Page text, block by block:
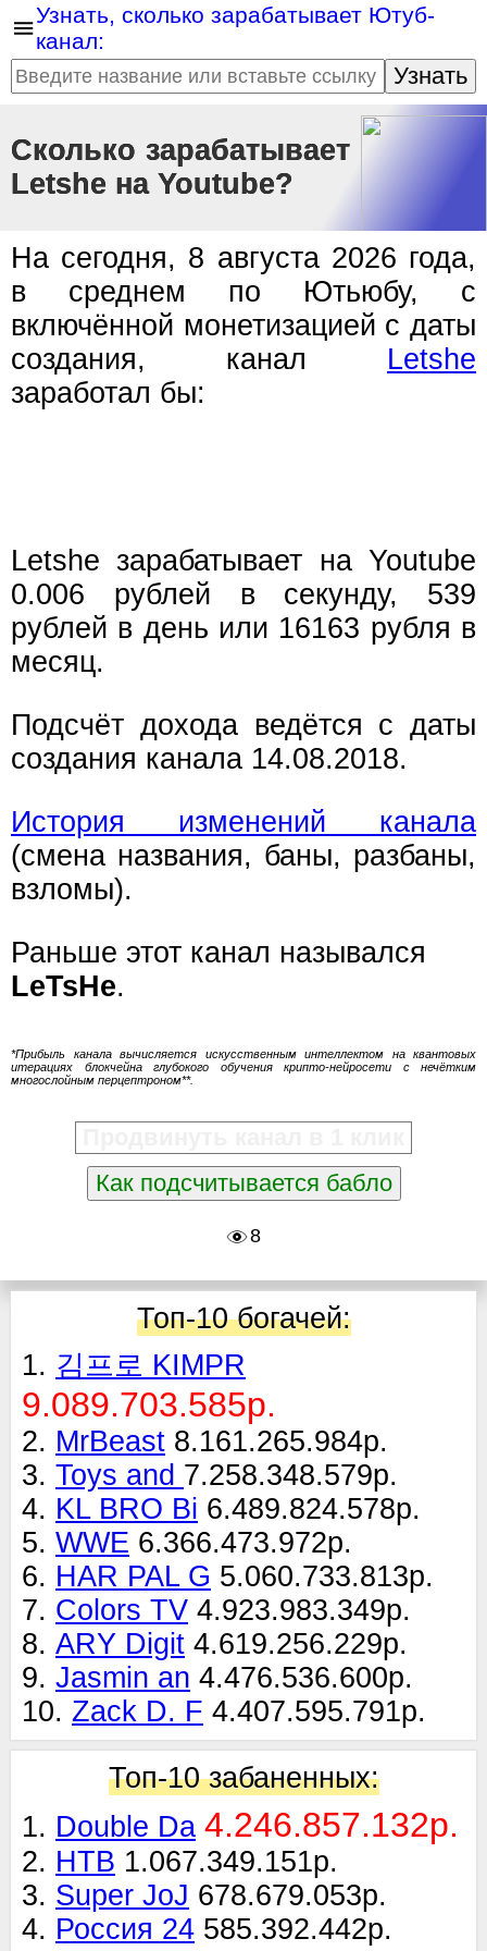
Узнать, сколько зарабатывает Ютуб-
канал:
Узнать
Сколько зарабатывает
Letshe на Youtube?
На сегодня, 8 августа 2026 года,
в среднем по Ютьюбу, с
включённой монетизацией с даты
создания, канал Letshe
заработал бы:
Letshe зарабатывает на Youtube
0.006 рублей в секунду, 539
рублей в день или 16163 рубля в
месяц.
Подсчёт дохода ведётся с даты
создания канала 14.08.2018.
История изменений канала
(смена названия, баны, разбаны,
взломы).
Раньше этот канал назывался
LeTsHe.
*Прибыль канала вычисляется искусственным интеллектом на квантовых
итерациях блокчейна глубокого обучения крипто-нейросети с нечётким
многослойным перцептроном**.
Как подсчитывается бабло
8
Топ-10 богачей:
1. 김프로 KIMPR
9.089.703.585р.
2. MrBeast 8.161.265.984р.
3. Toys and 7.258.348.579р.
4. KL BRO Bi 6.489.824.578р.
5. WWE 6.366.473.972р.
6. HAR PAL G 5.060.733.813р.
7. Colors TV 4.923.983.349р.
8. ARY Digit 4.619.256.229р.
9. Jasmin an 4.476.536.600р.
10. Zack D. F 4.407.595.791р.
Топ-10 забаненных:
1. Double Da 4.246.857.132р.
2. НТВ 1.067.349.151р.
3. Super JoJ 678.679.053р.
4. Россия 24 585.392.442р.